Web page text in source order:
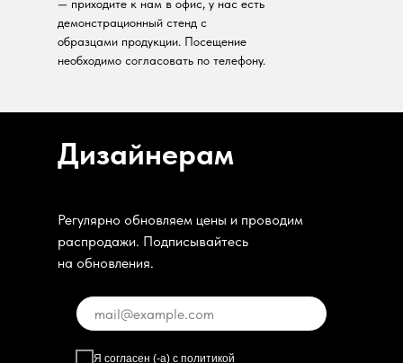
— приходите к нам в офис, у нас есть
демонстрационный стенд с
образцами продукции. Посещение
необходимо согласовать по телефону.
Дизайнерам
Регулярно обновляем цены и проводим
распродажи. Подписывайтесь
на обновления.
Я согласен (-а) с политикой